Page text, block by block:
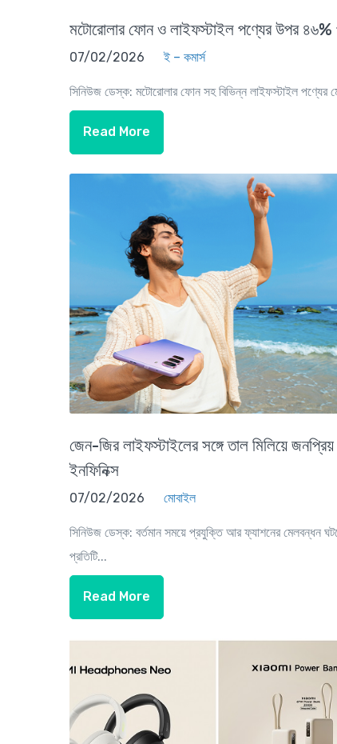
মটোরোলার ফোন ও লাইফস্টাইল পণ্যের উপর ৪৬%
07/02/2026 ই – কমার্স
সিনিউজ ডেস্ক: মটোরোলার ফোন সহ বিভিন্ন লাইফস্টাইল পণ্যের
Read More
জেন-জির লাইফস্টাইলের সঙ্গে তাল মিলিয়ে
ইনফিনিক্স
07/02/2026 মোবাইল
সিনিউজ ডেস্ক: বর্তমান সময়ে প্রযুক্তি আর ফ্যাশনের মেলবন্ধন
প্রতিটি...
Read More